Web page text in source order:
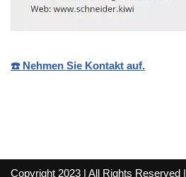
☎️ Nehmen Sie Kontakt auf.
Copyright 2023 | All Rights Reserved |